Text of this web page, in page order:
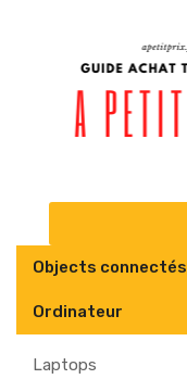
contentObjects connectés
Ordinateur
Laptops